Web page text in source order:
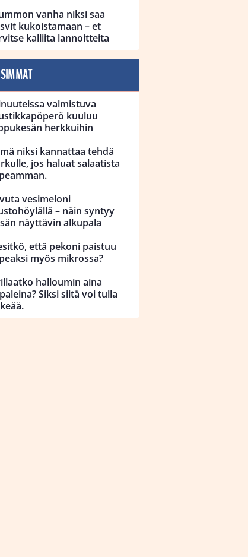
vanha niksi saa
kukoistamaan – et
kalliita lannoitteita
valmistuva
kuuluu
herkkuihin
niksi kannattaa tehdä
jos haluat salaatista
vesimeloni
– näin syntyy
näyttävin alkupala
että pekoni paistuu
myös mikrossa?
halloumin aina
Siksi siitä voi tulla